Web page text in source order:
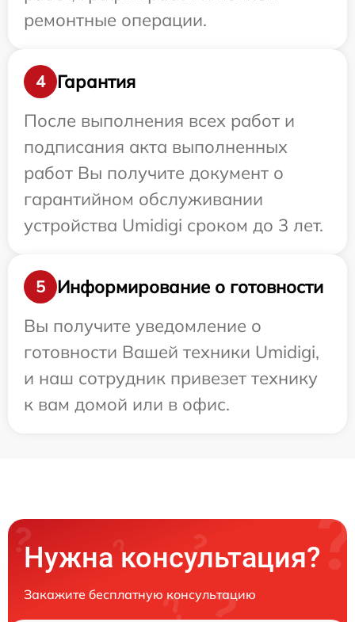
ремонтные операции.
4
Гарантия
После выполнения всех работ и
подписания акта выполненных
работ Вы получите документ о
гарантийном обслуживании
устройства Umidigi сроком до 3 лет.
5
Информирование о готовности
Вы получите уведомление о
готовности Вашей техники Umidigi,
и наш сотрудник привезет технику
к вам домой или в офис.
Нужна консультация?
Закажите бесплатную консультацию